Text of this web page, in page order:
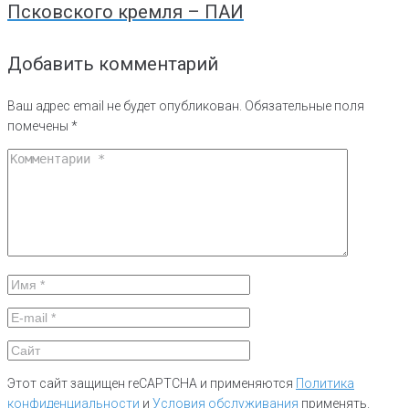
Псковского кремля – ПАИ
Добавить комментарий
Ваш адрес email не будет опубликован. Обязательные поля
помечены *
Этот сайт защищен reCAPTCHA и применяются Политика
конфиденциальности и Условия обслуживания применять.